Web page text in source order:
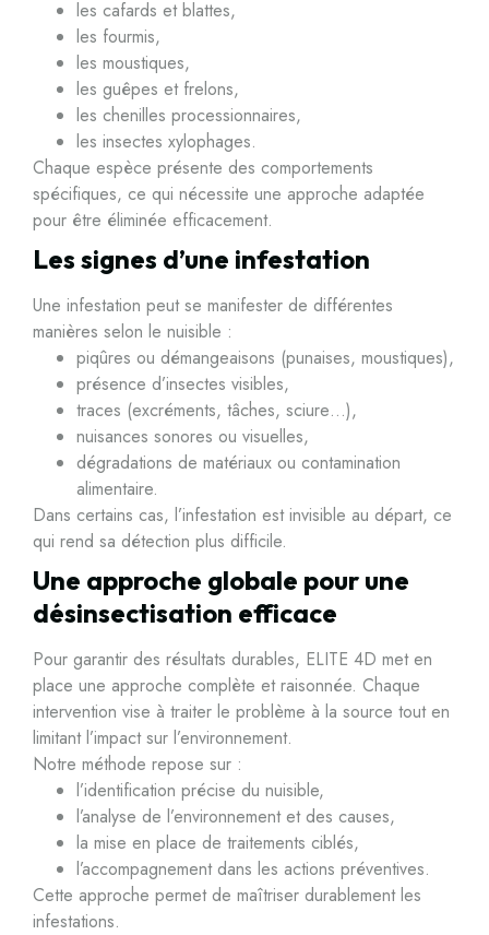
les cafards et blattes,
les fourmis,
les moustiques,
les guêpes et frelons,
les chenilles processionnaires,
les insectes xylophages.
Chaque espèce présente des comportements
spécifiques, ce qui nécessite une approche adaptée
pour être éliminée efficacement.
Les signes d’une infestation
Une infestation peut se manifester de différentes
manières selon le nuisible :
piqûres ou démangeaisons (punaises, moustiques),
présence d’insectes visibles,
traces (excréments, tâches, sciure…),
nuisances sonores ou visuelles,
dégradations de matériaux ou contamination
alimentaire.
Dans certains cas, l’infestation est invisible au départ, ce
qui rend sa détection plus difficile.
Une approche globale pour une
désinsectisation efficace
Pour garantir des résultats durables, ELITE 4D met en
place une approche complète et raisonnée. Chaque
intervention vise à traiter le problème à la source tout en
limitant l’impact sur l’environnement.
Notre méthode repose sur :
l’identification précise du nuisible,
l’analyse de l’environnement et des causes,
la mise en place de traitements ciblés,
l’accompagnement dans les actions préventives.
Cette approche permet de maîtriser durablement les
infestations.